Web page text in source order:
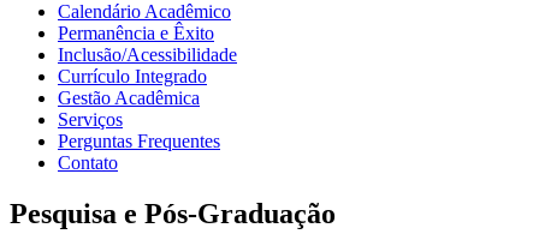
Calendário Acadêmico
Permanência e Êxito
Inclusão/Acessibilidade
Currículo Integrado
Gestão Acadêmica
Serviços
Perguntas Frequentes
Contato
Pesquisa e Pós-Graduação